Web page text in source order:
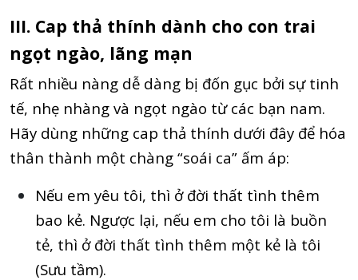
III. Cap thả thính dành cho con trai
ngọt ngào, lãng mạn
Rất nhiều nàng dễ dàng bị đốn gục bởi sự tinh
tế, nhẹ nhàng và ngọt ngào từ các bạn nam.
Hãy dùng những cap thả thính dưới đây để hóa
thân thành một chàng “soái ca” ấm áp:
Nếu em yêu tôi, thì ở đời thất tình thêm
bao kẻ. Ngược lại, nếu em cho tôi là buồn
tẻ, thì ở đời thất tình thêm một kẻ là tôi
(Sưu tầm).